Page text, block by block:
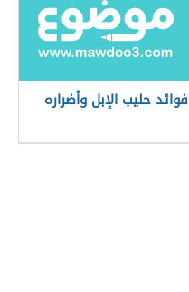
فوائد حليب الإبل وأضراره